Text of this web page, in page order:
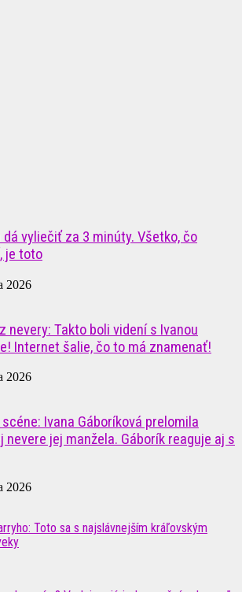
dá vyliečiť za 3 minúty. Všetko, čo
je toto
2026
nevery: Takto boli videní s Ivanou
Internet šalie, čo to má znamenať!
2026
Ivana Gáboríková prelomila
nevere jej manžela. Gáborík reaguje aj s
2026
Toto sa s najslávnejším kráľovským